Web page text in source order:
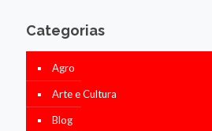
Categorias
Agro
Arte e Cultura
Blog